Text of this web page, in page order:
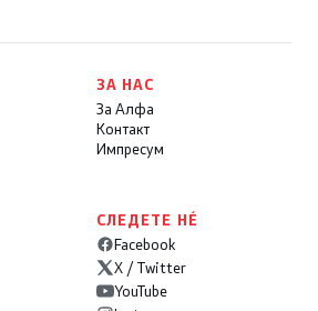
ЗА НАС
За Алфа
Контакт
Импресум
СЛЕДЕТЕ НÉ
Facebook
X / Twitter
YouTube